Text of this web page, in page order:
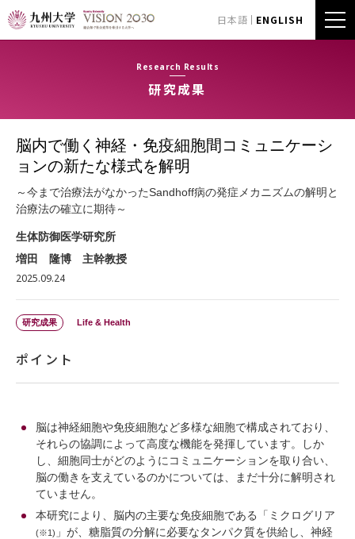
日本語 ENGLISH
Research Results
研究成果
脳内で働く神経・免疫細胞間コミュニケーシ
ョンの新たな様式を解明
～今まで治療法がなかったSandhoff病の発症メカニズムの解明と
治療法の確立に期待～
生体防御医学研究所
増田 隆博 主幹教授
2025.09.24
研究成果 Life & Health
ポイント
脳は神経細胞や免疫細胞など多様な細胞で構成されており、
それらの協調によって高度な機能を発揮しています。しか
し、細胞同士がどのようにコミュニケーションを取り合い、
脳の働きを支えているのかについては、まだ十分に解明され
ていません。
本研究により、脳内の主要な免疫細胞である「ミクログリア
(※1) 」が、糖脂質の分解に必要なタンパク質を供給し、神経